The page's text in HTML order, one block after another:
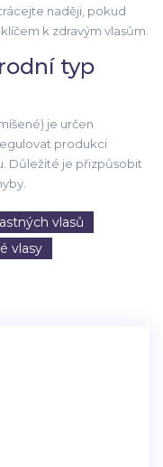
naději, pokud
k zdravým vlasům.
typ
je určen
produkci
Důležité je přizpůsobit
vlasů
vlasy